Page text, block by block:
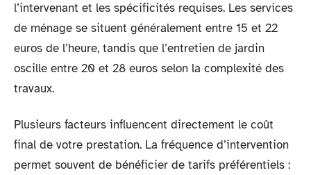
l’intervenant et les spécificités requises. Les services
de ménage se situent généralement entre 15 et 22
euros de l’heure, tandis que l’entretien de jardin
oscille entre 20 et 28 euros selon la complexité des
travaux.
Plusieurs facteurs influencent directement le coût
final de votre prestation. La fréquence d’intervention
permet souvent de bénéficier de tarifs préférentiels :